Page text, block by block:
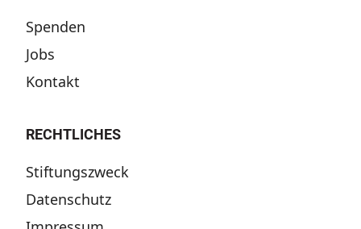
Spenden
Jobs
Kontakt
RECHTLICHES
Stiftungszweck
Datenschutz